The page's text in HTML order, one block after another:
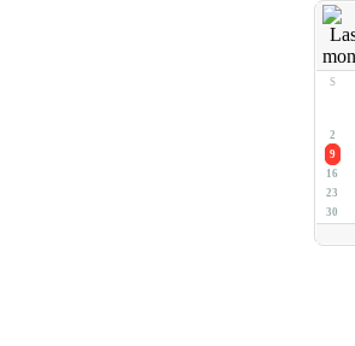
S
2
9
16
23
30